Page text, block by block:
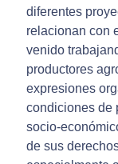
diferentes
relacionan con
venido
productores
expresiones
condiciones de
socio-
de sus